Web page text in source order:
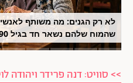
לא רק הגנים: מה משותף
שהמוח שלהם נשאר חד בגיל 90?
>> סוויט: דנה פרידר ויהודה